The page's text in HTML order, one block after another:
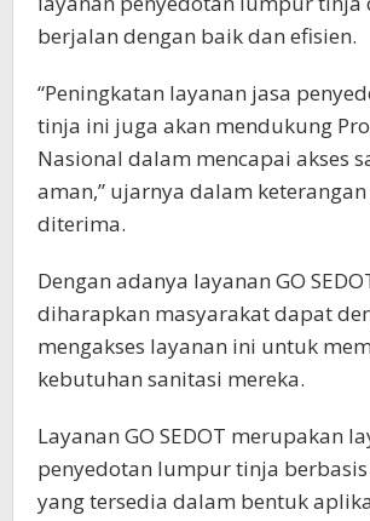
berjalan dengan baik dan efisien.
“Peningkatan layanan jasa
tinja ini juga akan mendukung
Nasional dalam mencapai akses
aman,” ujarnya dalam
diterima.
Dengan adanya layanan GO
diharapkan masyarakat dapat
mengakses layanan ini untuk
kebutuhan sanitasi mereka.
Layanan GO SEDOT merupakan
penyedotan lumpur tinja
yang tersedia dalam bentuk